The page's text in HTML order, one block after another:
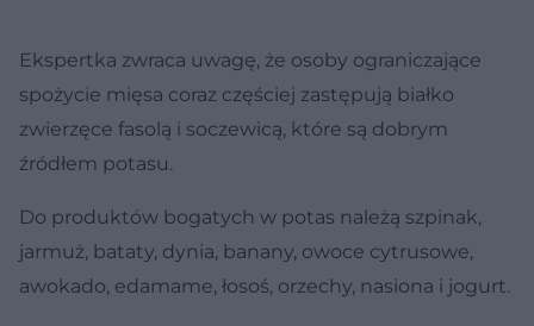
Ekspertka zwraca uwagę, że osoby ograniczające
spożycie mięsa coraz częściej zastępują białko
zwierzęce fasolą i soczewicą, które są dobrym
źródłem potasu.
Do produktów bogatych w potas należą szpinak,
jarmuż, bataty, dynia, banany, owoce cytrusowe,
awokado, edamame, łosoś, orzechy, nasiona i jogurt.